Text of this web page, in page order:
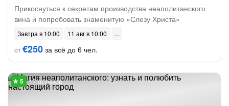
Прикоснуться к секретам производства неаполитанского
вина и попробовать знаменитую «Слезу Христа»
Завтра в 10:00
11 авг в 10:00
от€250 за всё до 6 чел.
17 отзывов